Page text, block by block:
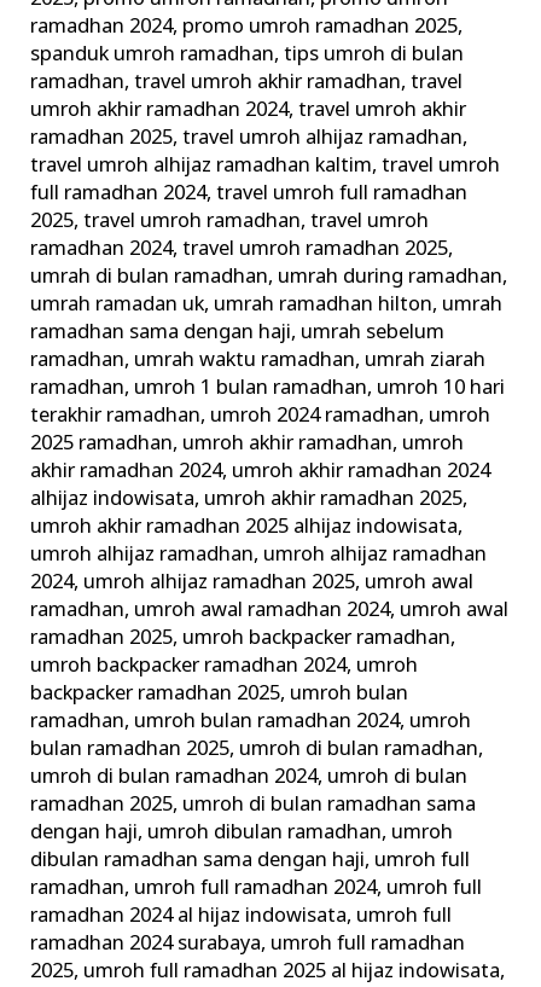
ramadhan 2024, promo umroh ramadhan 2025,
spanduk umroh ramadhan,tips umroh di bulan
ramadhan,travel umroh akhir ramadhan,travel
umroh akhir ramadhan 2024,travel umroh akhir
ramadhan 2025,travel umroh alhijaz ramadhan,
travel umroh alhijaz ramadhan kaltim,travel umroh
full ramadhan 2024,travel umroh full ramadhan
2025,travel umroh ramadhan,travel umroh
ramadhan 2024,travel umroh ramadhan 2025,
umrah di bulan ramadhan, umrah during ramadhan,
umrah ramadan uk, umrah ramadhan hilton, umrah
ramadhan sama dengan haji, umrah sebelum
ramadhan, umrah waktu ramadhan, umrah ziarah
ramadhan, umroh 1 bulan ramadhan, umroh 10 hari
terakhir ramadhan, umroh 2024 ramadhan, umroh
2025 ramadhan, umroh akhir ramadhan, umroh
akhir ramadhan 2024, umroh akhir ramadhan 2024
alhijaz indowisata, umroh akhir ramadhan 2025,
umroh akhir ramadhan 2025 alhijaz indowisata,
umroh alhijaz ramadhan, umroh alhijaz ramadhan
2024, umroh alhijaz ramadhan 2025, umroh awal
ramadhan, umroh awal ramadhan 2024, umroh awal
ramadhan 2025, umroh backpacker ramadhan,
umroh backpacker ramadhan 2024, umroh
backpacker ramadhan 2025, umroh bulan
ramadhan, umroh bulan ramadhan 2024, umroh
bulan ramadhan 2025, umroh di bulan ramadhan,
umroh di bulan ramadhan 2024, umroh di bulan
ramadhan 2025, umroh di bulan ramadhan sama
dengan haji, umroh dibulan ramadhan, umroh
dibulan ramadhan sama dengan haji, umroh full
ramadhan, umroh full ramadhan 2024, umroh full
ramadhan 2024 al hijaz indowisata, umroh full
ramadhan 2024 surabaya, umroh full ramadhan
2025, umroh full ramadhan 2025 al hijaz indowisata,